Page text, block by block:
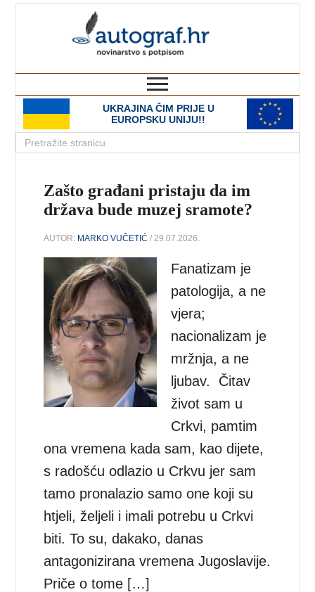
UKRAJINA ČIM PRIJE U
EUROPSKU UNIJU!!
Zašto građani pristaju da im
država bude muzej sramote?
AUTOR: MARKO VUČETIĆ / 29.07.2026.
Fanatizam je
patologija, a ne
vjera;
nacionalizam je
mržnja, a ne
ljubav. Čitav
život sam u
Crkvi, pamtim
ona vremena kada sam, kao dijete,
s radošću odlazio u Crkvu jer sam
tamo pronalazio samo one koji su
htjeli, željeli i imali potrebu u Crkvi
biti. To su, dakako, danas
antagonizirana vremena Jugoslavije.
Priče o tome […]